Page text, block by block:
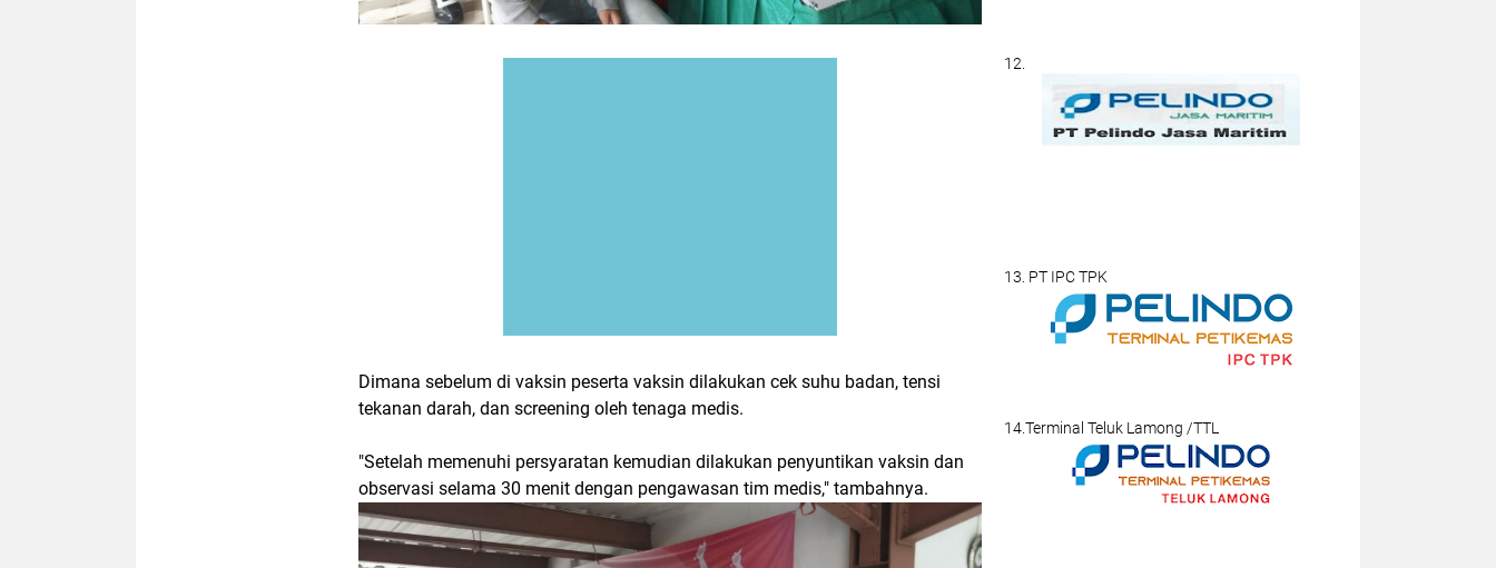
Dimana sebelum di vaksin peserta vaksin dilakukan cek suhu badan, tensi
tekanan darah, dan screening oleh tenaga medis.
"Setelah memenuhi persyaratan kemudian dilakukan penyuntikan vaksin dan
observasi selama 30 menit dengan pengawasan tim medis," tambahnya.
12.
13. PT IPC TPK
14.Terminal Teluk Lamong /TTL